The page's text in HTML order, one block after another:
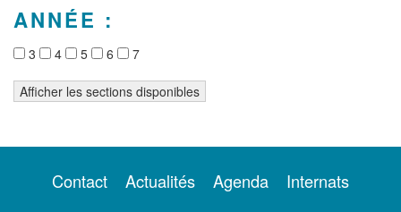
ANNÉE :
3 4 5 6 7
Contact Actualités Agenda
Internats